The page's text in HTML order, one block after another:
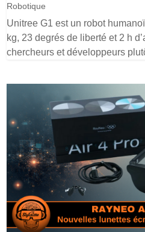
Robotique
Unitree G1 est un robot
kg, 23 degrés de liberté et 2 h
chercheurs et développeurs